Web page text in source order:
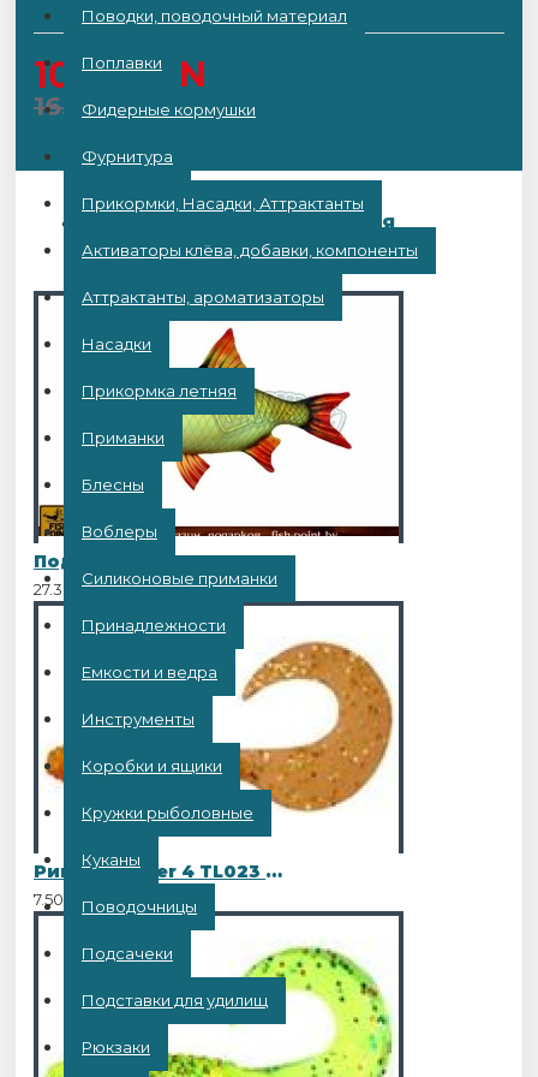
Поводки, поводочный материал
Поплавки
Фидерные кормушки
Фурнитура
Прикормки, Насадки, Аттрактанты
Активаторы клёва, добавки, компоненты
Аттрактанты, ароматизаторы
Насадки
Прикормка летняя
Приманки
Блесны
Воблеры
Силиконовые приманки
Принадлежности
Емкости и ведра
Инструменты
Коробки и ящики
Кружки рыболовные
Куканы
Поводочницы
Подсачеки
Подставки для удилищ
Рюкзаки
10.00BYN
16.90BYN
ВОЗМОЖНО ВАМ ПОНРАВИТСЯ
Подушка-антистресс Рыба "КРАСНОПЁРКА" бол.
27.30BYN
Рипер Twister 4 TL023 10шт
7.50BYN